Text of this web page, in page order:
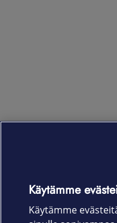
Käytämme
Käytämme